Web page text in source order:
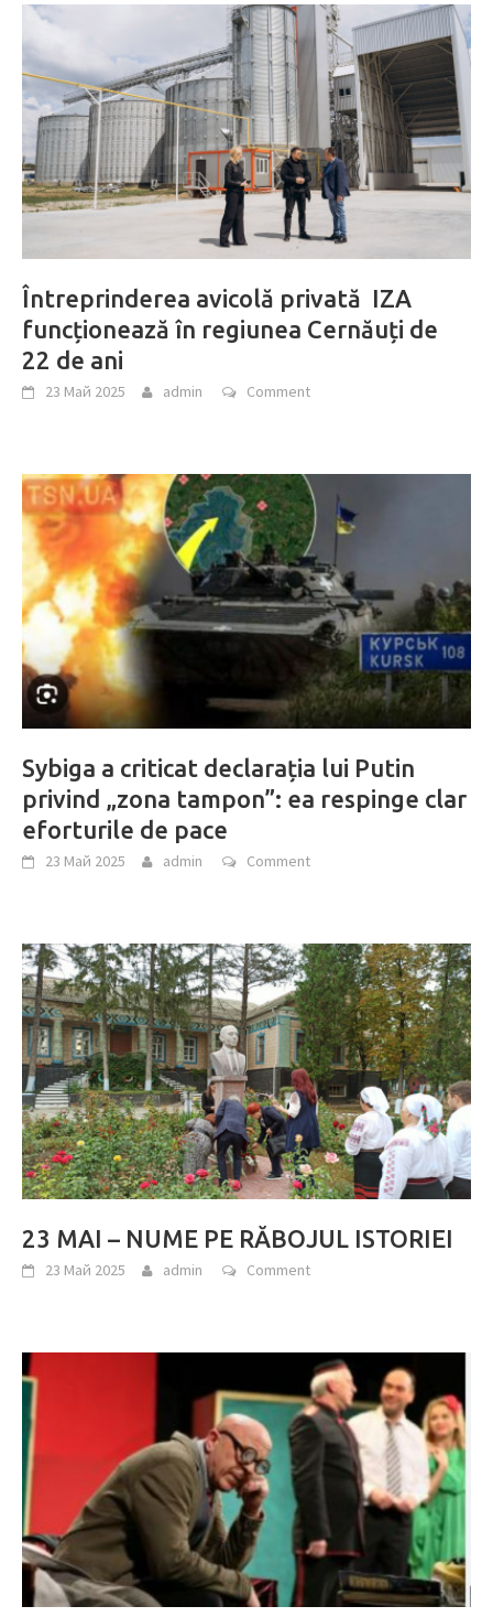
Întreprinderea avicolă privată IZA
funcționează în regiunea Cernăuți de
22 de ani
23 Май 2025 admin Comment
Sybiga a criticat declarația lui Putin
privind „zona tampon”: ea respinge clar
eforturile de pace
23 Май 2025 admin Comment
23 MAI – NUME PE RĂBOJUL ISTORIEI
23 Май 2025 admin Comment